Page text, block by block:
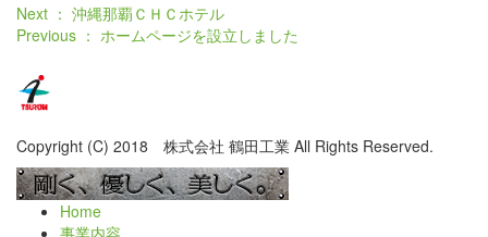
Next ： 沖縄那覇ＣＨＣホテル
Previous ： ホームページを設立しました
Copyright (C) 2018 株式会社 鶴田工業 All Rights Reserved.
Home
事業内容